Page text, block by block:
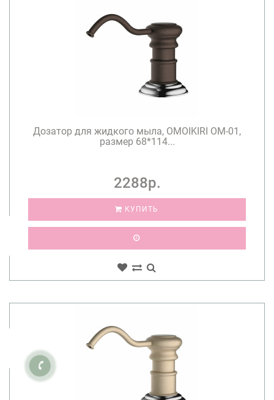
Дозатор для жидкого мыла, OMOIKIRI OM-01,
размер 68*114...
2288р.
КУПИТЬ